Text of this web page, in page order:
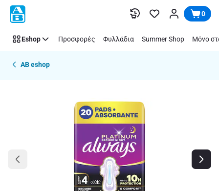
Παράλειψη 0
Eshop Προσφορές Φυλλάδια Summer Shop Μόνο
AB eshop